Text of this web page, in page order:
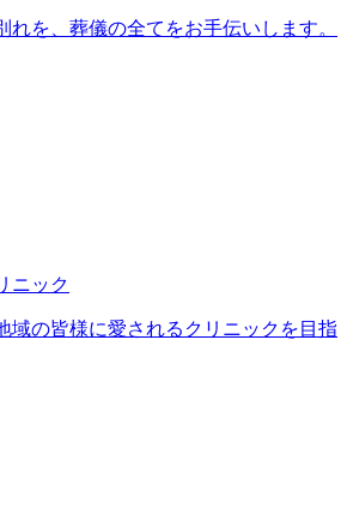
れを、葬儀の全てをお手伝いします。
ニック
域の皆様に愛されるクリニックを目指